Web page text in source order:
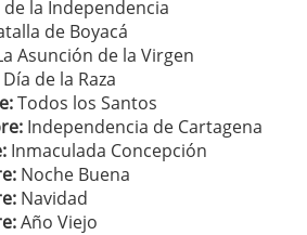
de la Independencia
de Boyacá
Asunción de la Virgen
Día de la Raza
Todos los Santos
Independencia de Cartagena
Inmaculada Concepción
Noche Buena
Navidad
Año Viejo